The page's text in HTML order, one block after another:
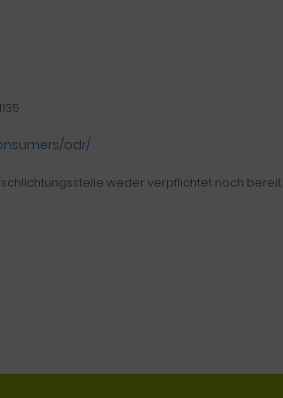
odr/
weder verpflichtet noch bereit.